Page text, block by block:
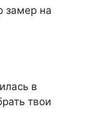
замер на
в
твои